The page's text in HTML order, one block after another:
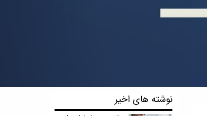
نوشته های اخیر